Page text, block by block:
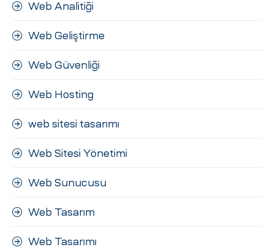
Web Analitiği
Web Geliştirme
Web Güvenliği
Web Hosting
web sitesi tasarımı
Web Sitesi Yönetimi
Web Sunucusu
Web Tasarım
Web Tasarımı